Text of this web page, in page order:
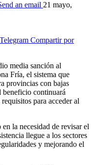
an email 21 mayo,
Telegram Compartir por
media sanción al
Fría, el sistema que
provincias con bajas
beneficio continuará
para acceder al
la necesidad de revisar el
llegue a los sectores
y mejorando el